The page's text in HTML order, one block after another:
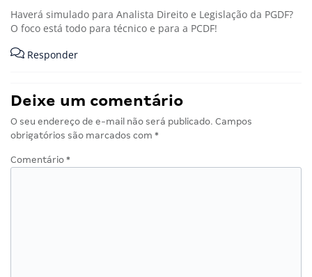
Haverá simulado para Analista Direito e Legislação da PGDF?
O foco está todo para técnico e para a PCDF!
Responder
Deixe um comentário
O seu endereço de e-mail não será publicado. Campos
obrigatórios são marcados com *
Comentário *